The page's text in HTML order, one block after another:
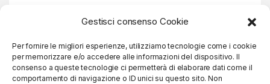
Gestisci consenso Cookie
Per fornire le migliori esperienze, utilizziamo tecnologie come i cookie
per memorizzare e/o accedere alle informazioni del dispositivo. Il
consenso a queste tecnologie ci permetterà di elaborare dati come il
comportamento di navigazione o ID unici su questo sito. Non
Iscriviti alla nostra Newsletter